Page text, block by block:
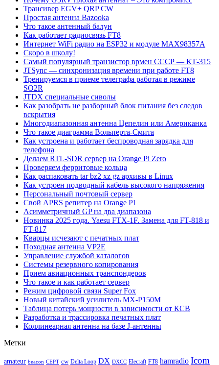
Трансивер EGV+ QRP CW
Простая антенна Bazooka
Что такое антенный балун
Как работает радиосвязь FT8
Интернет WiFi радио на ESP32 и модуле MAX98357A
Скоро в школу!
Самый популярный транзистор врмен СССР — КТ-315
JTSync — синхронизация времени при работе FT8
Тренируемся в приеме телеграфа работая в режиме
SO2R
JTDX специальные сиволы
Как разобрать не разборный блок питания без следов
вскрытия
Многодиапазонная антенна Цепелин или Американка
Что такое диаграмма Вольперта-Смита
Как устроена и работает беспроводная зарядка для
телефона
Делаем RTL-SDR сервер на Orange Pi Zero
Проверяем ферритовые кольца
Как распаковать tar bz2 xz gz архивы в Linux
Как устроен подводный кабель высокого напряжения
Персональный почтовый сервер
Свой APRS репитер на Orange PI
Асимметричный GP на два диапазона
Новинка 2025 года. Yaesu FTX-1F. Замена для FT-818 и
FT-817
Кварцы исчезают с печатных плат
Походная антенна VP2E
Управление службой каталогов
Системы резервного копирования
Прием авиационных транспондеров
Что такое и как работает сервер
Режим цифровой связи Super Fox
Новый китайский усилитель MX-P150M
Таблица потерь мощности в зависимости от КСВ
Разработка и трассировка печатных плат
Коллинеарная антенна на базе J-антенны
Метки
amateur beacon CEPT cw Delta Loop DX DXCC Elecraft FT8 hamradio Icom